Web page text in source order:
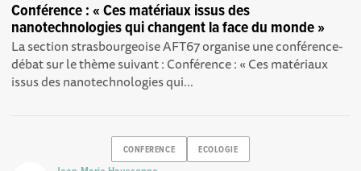
Conférence : « Ces matériaux issus des
nanotechnologies qui changent la face du monde »
La section strasbourgeoise AFT67 organise une conférence-
débat sur le thème suivant : Conférence : « Ces matériaux
issus des nanotechnologies qui...
CONFERENCE ECOLOGIE